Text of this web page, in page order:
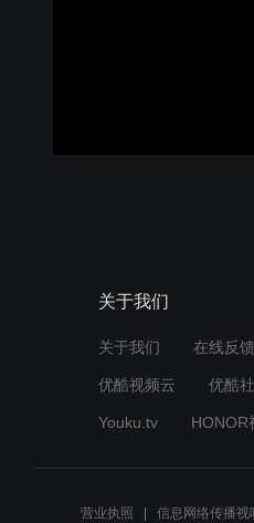
关于我们
关于我们 在线反馈
优酷视频云 优酷
Youku.tv HONOR
营业执照 信息网络传播